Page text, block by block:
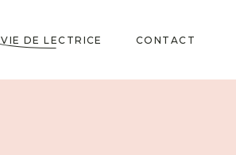
VIE DE LECTRICE CONTACT